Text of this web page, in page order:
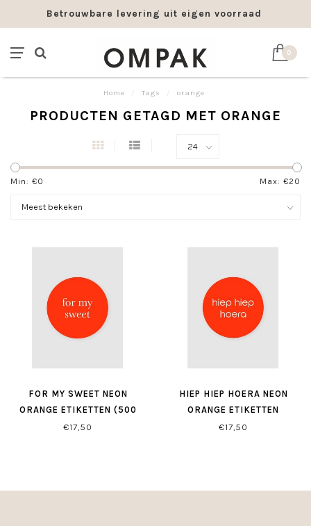
Betrouwbare levering uit eigen voorraad
0
Home Tags orange
PRODUCTEN GETAGD MET ORANGE
Min: €0 Max: €20
FOR MY SWEET NEON
ORANGE ETIKETTEN (500
STUKS)
€17,50
HIEP HIEP HOERA NEON
ORANGE ETIKETTEN
€17,50